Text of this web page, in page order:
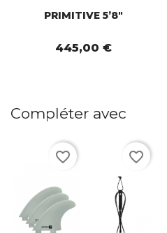
PRIMITIVE 5’8"
445,00 €
Compléter avec
favorite_border favorite_border